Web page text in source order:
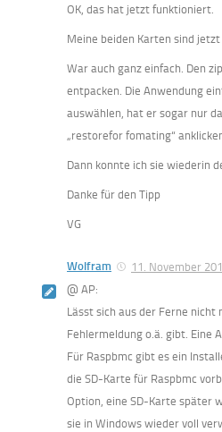
OK, das hat jetzt funktioniert.
Meine beiden Karten sind
War auch ganz einfach. Den
entpacken. Die Anwendung
auswählen, hat er sogar nur
„restorefor fomating“
Dann konnte ich sie wiederin
Danke für den Tipp
VG
Wolfram
11. November
@ AP:
Lässt sich aus der Ferne nicht
Fehlermeldung o.ä. gibt. Eine
Für Raspbmc gibt es ein
die SD-Karte für Raspbmc
Option, eine SD-Karte später
sie in Windows wieder voll